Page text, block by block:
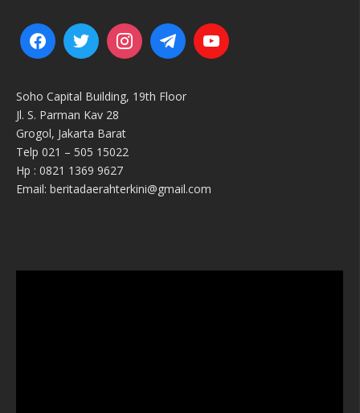
Soho Capital Building, 19th Floor
Jl. S. Parman Kav 28
Grogol, Jakarta Barat
Telp 021 – 505 15022
Hp : 0821 1369 9627
Email: beritadaerahterkini@gmail.com